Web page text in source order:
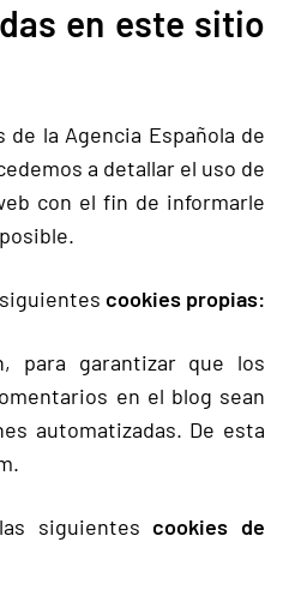
en este sitio
la Agencia Española de
a detallar el uso de
con el fin de informarle
cookies propias:
garantizar que los
en el blog sean
automatizadas. De esta
siguientescookies de